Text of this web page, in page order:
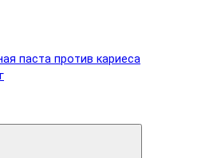
паста против кариеса